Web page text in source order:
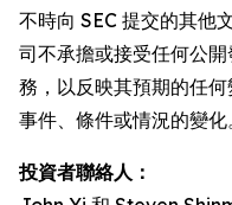
不時向 SEC 提交的其他
司不承擔或接受任何公
務，以反映其預期的任
事件、條件或情況的變化
投資者聯絡人：